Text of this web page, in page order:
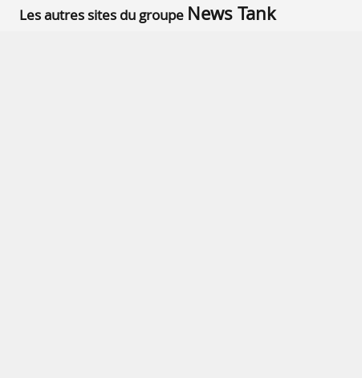
Les autres sites du groupe News Tank